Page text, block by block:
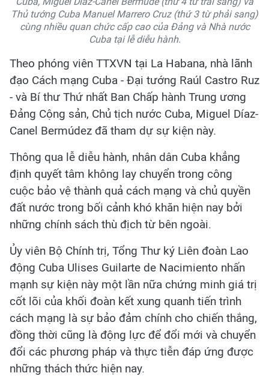
Thủ tướng Cuba Manuel Marrero Cruz (thứ 3 từ phải sang)
cùng nhiều quan chức cấp cao của Đảng và Nhà nước
Cuba tại lễ diễu hành.
Theo phóng viên TTXVN tại La Habana, nhà lãnh
đạo Cách mạng Cuba - Đại tướng Raúl Castro Ruz
- và Bí thư Thứ nhất Ban Chấp hành Trung ương
Đảng Cộng sản, Chủ tịch nước Cuba, Miguel Díaz-
Canel Bermúdez đã tham dự sự kiện này.
Thông qua lễ diễu hành, nhân dân Cuba khẳng
định quyết tâm không lay chuyển trong công
cuộc bảo vệ thành quả cách mạng và chủ quyền
đất nước trong bối cảnh khó khăn hiện nay bởi
những chính sách thù địch từ bên ngoài.
Ủy viên Bộ Chính trị, Tổng Thư ký Liên đoàn Lao
động Cuba Ulises Guilarte de Nacimiento nhấn
mạnh sự kiện này một lần nữa chứng minh giá trị
cốt lõi của khối đoàn kết xung quanh tiến trình
cách mạng là sự bảo đảm chính cho chiến thắng,
đồng thời cũng là động lực để đổi mới và chuyển
đổi các phương pháp và thực tiễn đáp ứng được
những thách thức hiện nay.